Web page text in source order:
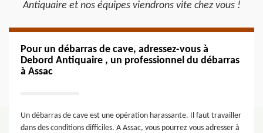
Antiquaire et nos équipes viendrons vite chez vous !
Pour un débarras de cave, adressez-vous à
Debord Antiquaire , un professionnel du débarras
à Assac
Un débarras de cave est une opération harassante. Il faut travailler
dans des conditions difficiles. A Assac, vous pourrez vous adresser à